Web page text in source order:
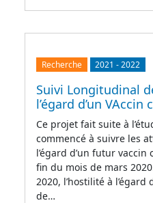
Recherche 2021 -2022
Suivi Longitudinal
l’égard d’un
Ce projet fait suite à
commencé à suivre les
l’égard d’un futur
fin du mois de mars
2020, l’hostilité à
de…